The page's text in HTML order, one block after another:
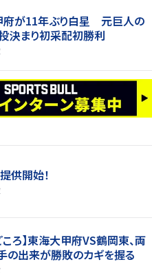
府が11年ぶり白星 元巨人の
決まり初采配初勝利
供開始！
ろ】東海大甲府VS鶴岡東、両
の出来が勝敗のカギを握る